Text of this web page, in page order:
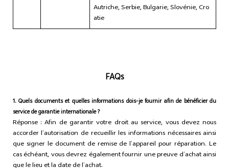
Autriche, Serbie, Bulgarie, Slovénie, Cro
atie
FAQs
1. Quels documents et quelles informations dois-je fournir afin de bénéficier du
service de garantie internationale ?
Réponse : Afin de garantir votre droit au service, vous devez nous
accorder l’autorisation de recueillir les informations nécessaires ainsi
que signer le document de remise de l’appareil pour réparation. Le
cas échéant, vous devrez également fournir une preuve d’achat ainsi